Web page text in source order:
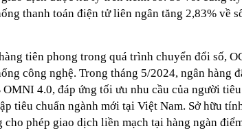
thanh toán điện tử liên ngân tăng 2,83% về
tiên phong trong quá trình chuyển đổi số,
công nghệ. Trong tháng 5/2024, ngân hàng
OMNI 4.0, đáp ứng tối ưu nhu cầu của người
tiêu chuẩn ngành mới tại Việt Nam. Sở hữu
cho phép giao dịch liền mạch tại hàng ngàn